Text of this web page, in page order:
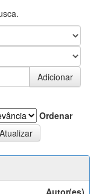
Ordenar
Autor(es)